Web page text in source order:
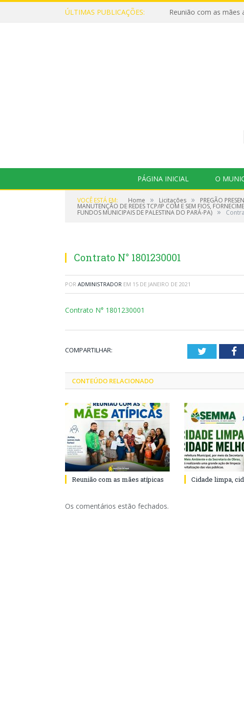
ÚLTIMAS PUBLICAÇÕES: Reunião com as mães
PÁGINA INICIAL O
VOCÊ ESTÁ EM: Home » Licitações » PREGÃO
MANUTENÇÃO DE REDES TCP/IP COM E SEM FIOS,
FUNDOS MUNICIPAIS DE PALESTINA DO PARÁ-PA) »
Contrato N° 1801230001
POR ADMINISTRADOR EM 15 DE JANEIRO DE 2021
Contrato N° 1801230001
COMPARTILHAR: Twitter
CONTEÚDO RELACIONADO
Reunião com as mães atípicas Cidade limpa,
Os comentários estão fechados.